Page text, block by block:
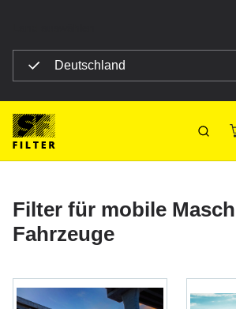
Deutschland
SF-Filter
Mobile Filter
Filter für mobile
Fahrzeuge